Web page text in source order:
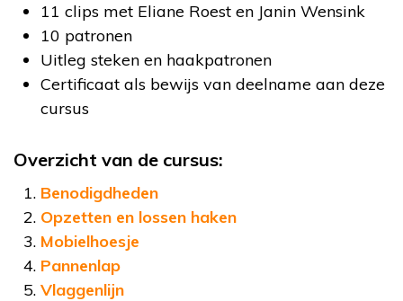
11 clips met Eliane Roest en Janin Wensink
10 patronen
Uitleg steken en haakpatronen
Certificaat als bewijs van deelname aan deze
cursus
Overzicht van de cursus:
Benodigdheden
Opzetten en lossen haken
Mobielhoesje
Pannenlap
Vlaggenlijn